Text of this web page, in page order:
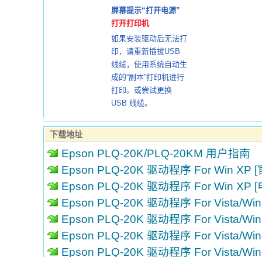
屏幕提示“打开电源”
打开打印机
如果安装驱动后无法打
印，请重新插拔USB
线缆，使用系统自动生
成的“副本”打印机进行
打印。或尝试更换
USB 线缆。
下载地址
Epson PLQ-20K/PLQ-20KM 用户指南
Epson PLQ-20K 驱动程序 For Win XP [
Epson PLQ-20K 驱动程序 For Win XP [
Epson PLQ-20K 驱动程序 For Vista/
Epson PLQ-20K 驱动程序 For Vista/
Epson PLQ-20K 驱动程序 For Vista/
Epson PLQ-20K 驱动程序 For Vista/